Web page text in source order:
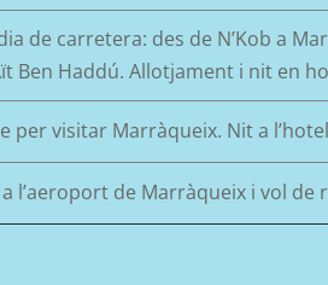
de carretera: des de N’Kob a
Ben Haddú. Allotjament i nit en
per visitar Marràqueix. Nit a
l’aeroport de Marràqueix i vol